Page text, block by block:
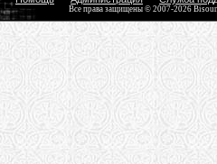
Все права защищены © 2007-2026